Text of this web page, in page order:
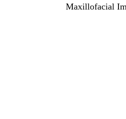
Maxillofacial